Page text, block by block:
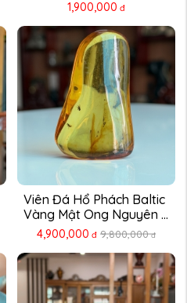
1,900,000 đ
Viên Đá Hổ Phách Baltic
Vàng Mật Ong Nguyên ...
4,900,000 đ 9,800,000 đ